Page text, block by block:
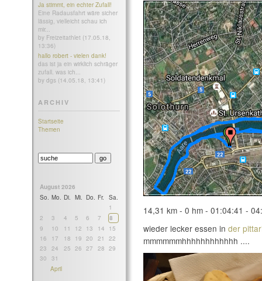
Ja stimmt, ein echter Zufall!
Eine Radausfahrt wäre sicher
lässig, vielleicht schau ich
mir...
by Freizeitathlet (17.05.18,
13:36)
hallo robert - vielen dank!
das ist ja ein wirklich schräger
zufall. was ich...
by dgs (14.05.18, 13:41)
ARCHIV
Startseite
Themen
August 2026
So. Mo. Di. Mi. Do. Fr.
Sa.
1
2
3 4 5 6 7
8
9
10 11 12 13 14
15
16
17 18 19 20 21
22
23
24 25 26 27 28 29
30
31
April
14,31 km - 0 hm - 01:04:41 -
wieder lecker essen in der
mmmmmmhhhhhhhhhhhh ....